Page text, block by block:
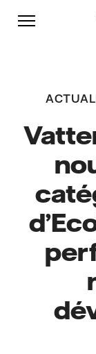
Accéder au
Aller à la
Aller au footer
Aller à la